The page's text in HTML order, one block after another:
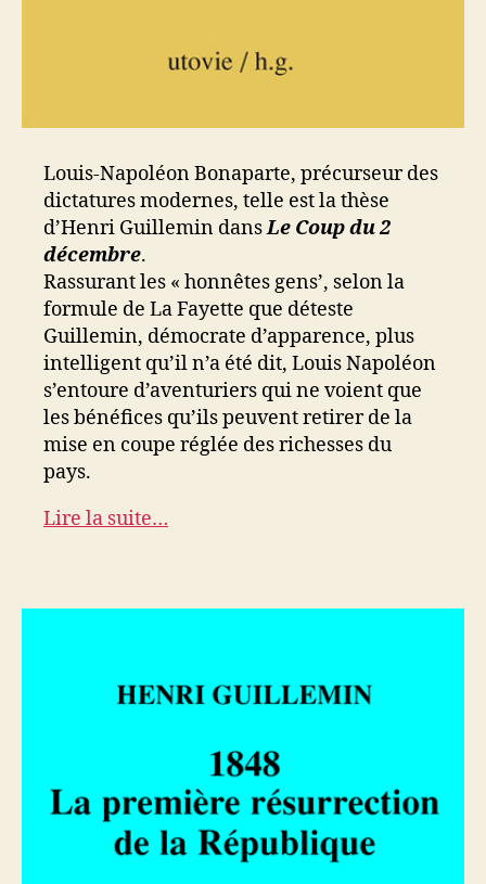
Louis-Napoléon Bonaparte, précurseur des
dictatures modernes, telle est la thèse
d’Henri Guillemin dansLe Coup du 2
décembre.
Rassurant les « honnêtes gens’, selon la
formule de La Fayette que déteste
Guillemin, démocrate d’apparence, plus
intelligent qu’il n’a été dit, Louis Napoléon
s’entoure d’aventuriers qui ne voient que
les bénéfices qu’ils peuvent retirer de la
mise en coupe réglée des richesses du
pays.
Lire la suite…